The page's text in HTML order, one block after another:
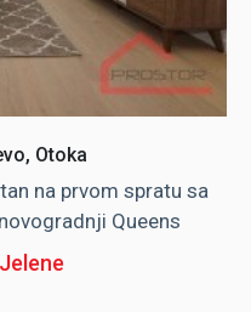
Otoka
na prvom spratu sa
Queens